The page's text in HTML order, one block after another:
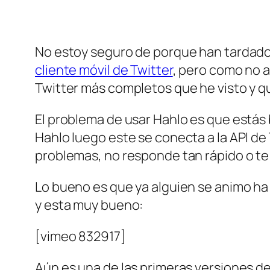
No estoy seguro de porque han
cliente móvil de Twitter, pero como no
Twitter más completos que he visto y
El problema de usar Hahlo es que
Hahlo luego este se conecta a la API
problemas, no responde tan rápido o
Lo bueno es que ya alguien se animo
y esta muy bueno:
[vimeo 832917]